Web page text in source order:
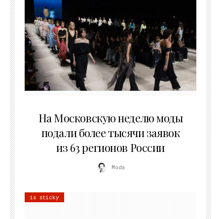
На Московскую неделю моды
подали более тысячи заявок
из 63 регионов России
Moda
is sticky